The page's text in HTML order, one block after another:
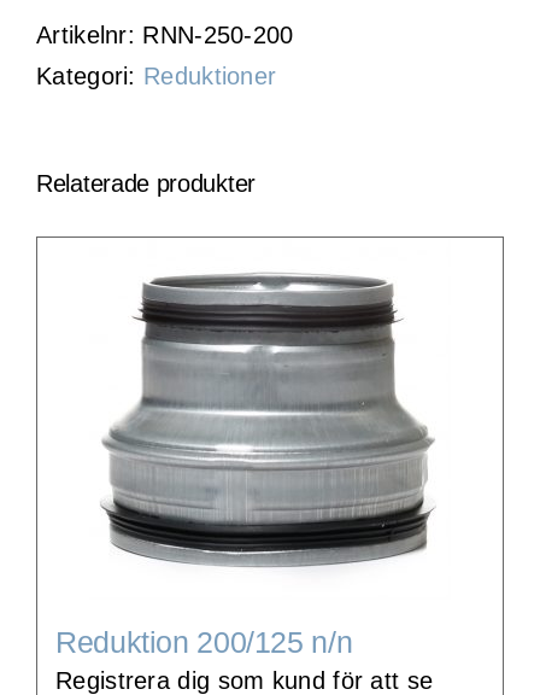
Artikelnr: RNN-250-200
Kategori: Reduktioner
Relaterade produkter
Reduktion 200/125 n/n
Registrera dig som kund för att se